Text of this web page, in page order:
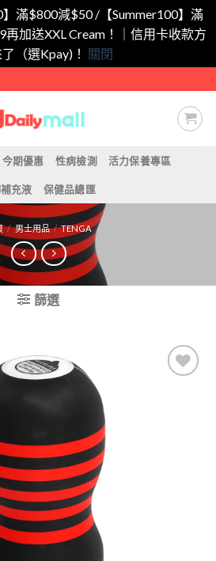
滿$800減$50 /【Summer100】滿
加送XXL Cream！｜信用卡收款方
（選Kpay)！ 關閉
今期優惠 性病檢測 活力保養專區
補充液 保健品總匯
/ 男士用品 / TENGA
篩選